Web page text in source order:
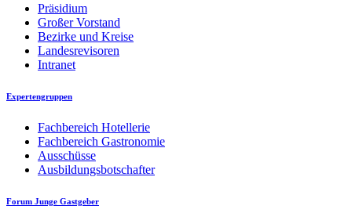
Präsidium
Großer Vorstand
Bezirke und Kreise
Landesrevisoren
Intranet
Expertengruppen
Fachbereich Hotellerie
Fachbereich Gastronomie
Ausschüsse
Ausbildungsbotschafter
Forum Junge Gastgeber